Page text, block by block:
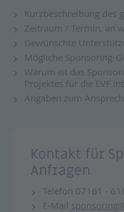
Kurzbeschreibung des
Zeitraum / Termin, an
Gewünschte
Mögliche Sponsoring-
Warum ist das
Projektes für die EVF
Angaben zum
Kontakt für
Anfragen
Telefon 07161 -
E-Mail